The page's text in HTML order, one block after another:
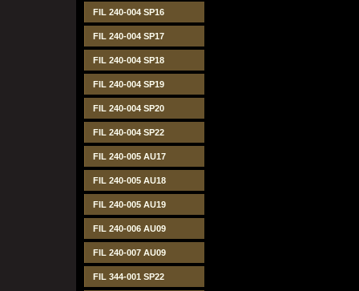
FIL 240-004 SP16
FIL 240-004 SP17
FIL 240-004 SP18
FIL 240-004 SP19
FIL 240-004 SP20
FIL 240-004 SP22
FIL 240-005 AU17
FIL 240-005 AU18
FIL 240-005 AU19
FIL 240-006 AU09
FIL 240-007 AU09
FIL 344-001 SP22